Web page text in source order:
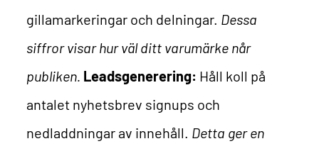
gillamarkeringar och delningar. Dessa
siffror visar hur väl ditt varumärke når
publiken. Leadsgenerering: Håll koll på
antalet nyhetsbrev signups och
nedladdningar av innehåll. Detta ger en